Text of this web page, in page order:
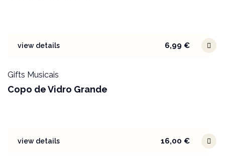
view details 6,99 €
Gifts Musicais
Copo de Vidro Grande
view details 16,00 €